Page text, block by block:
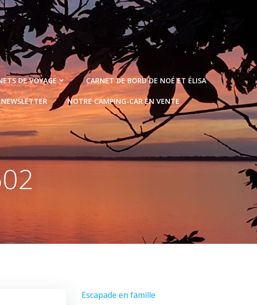
DE VOYAGE CARNET DE BORD DE NOÉ ET ÉLISA
NOTRE CAMPING-CAR EN VENTE
Escapade en famille